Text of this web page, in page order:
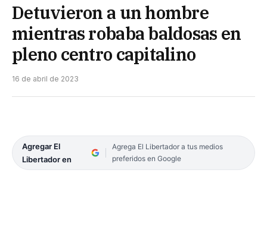
Detuvieron a un hombre
mientras robaba baldosas en
pleno centro capitalino
16 de abril de 2023
Agregar El
Libertador en
Agrega El Libertador a tus medios
preferidos en Google